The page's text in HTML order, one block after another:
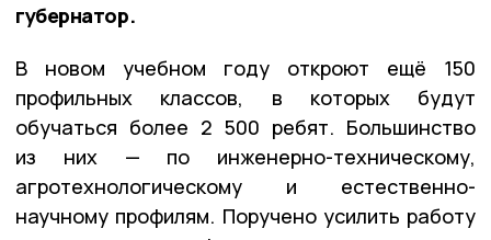
губернатор.
В новом учебном году откроют ещё 150
профильных классов, в которых будут
обучаться более 2 500 ребят. Большинство
из них — по инженерно-техническому,
агротехнологическому и естественно-
научному профилям. Поручено усилить работу